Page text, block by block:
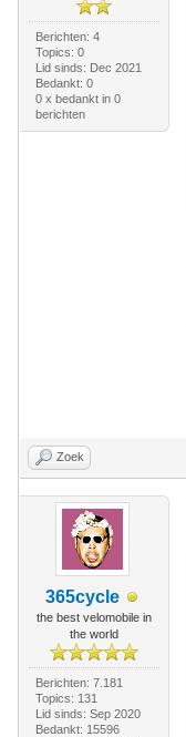
Berichten: 4
Topics: 0
Lid sinds: Dec 2021
Bedankt: 0
0 x bedankt in 0
berichten
Zoek
365cycle
the best velomobile in
the world
Berichten: 7.181
Topics: 131
Lid sinds: Sep 2020
Bedankt: 15596